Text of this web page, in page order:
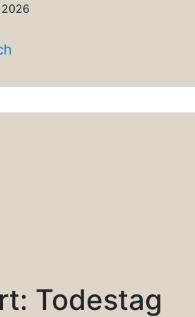
Kultur & Wissenschaft
Todestag